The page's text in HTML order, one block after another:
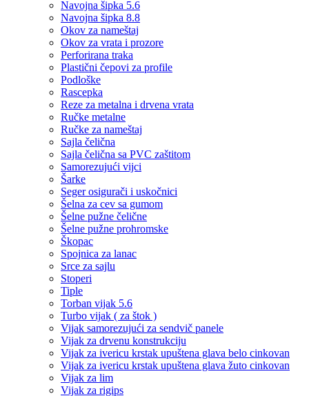
Navojna šipka 5.6
Navojna šipka 8.8
Okov za nameštaj
Okov za vrata i prozore
Perforirana traka
Plastični čepovi za profile
Podloške
Rascepka
Reze za metalna i drvena vrata
Ručke metalne
Ručke za nameštaj
Sajla čelična
Sajla čelična sa PVC zaštitom
Samorezujući vijci
Šarke
Seger osigurači i uskočnici
Šelna za cev sa gumom
Šelne pužne čelične
Šelne pužne prohromske
Škopac
Spojnica za lanac
Srce za sajlu
Stoperi
Tiple
Torban vijak 5.6
Turbo vijak ( za štok )
Vijak samorezujući za sendvič panele
Vijak za drvenu konstrukciju
Vijak za ivericu krstak upuštena glava belo cinkovan
Vijak za ivericu krstak upuštena glava žuto cinkovan
Vijak za lim
Vijak za rigips